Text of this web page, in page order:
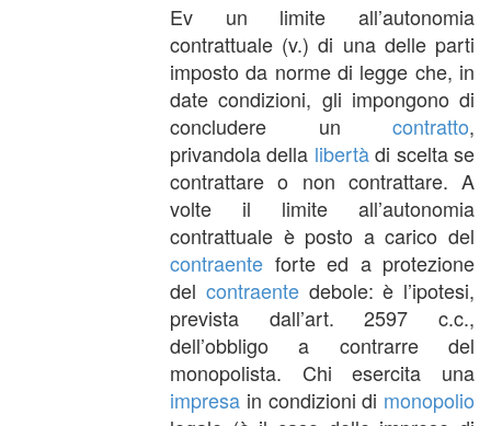
Ev un limite all’autonomia
contrattuale (v.) di una delle parti
imposto da norme di legge che, in
date condizioni, gli impongono di
concludere un contratto,
privandola della libertàdi scelta se
contrattare o non contrattare. A
volte il limite all’autonomia
contrattuale è posto a carico del
contraente forte ed a protezione
del contraentedebole: è l’ipotesi,
prevista dall’art. 2597 c.c.,
dell’obbligo a contrarre del
monopolista. Chi esercita una
impresa in condizioni di monopolio